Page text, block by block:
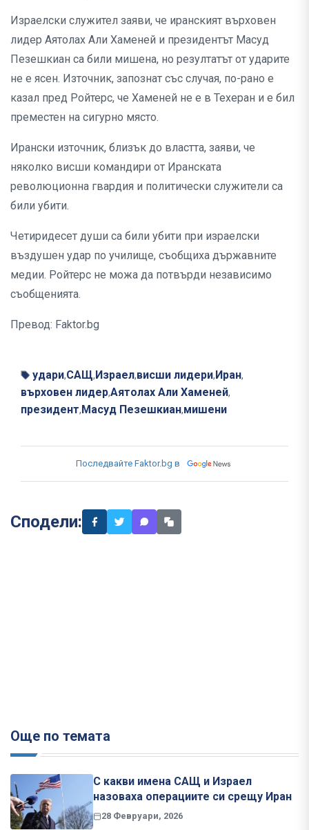
Израелски служител заяви, че иранският върховен
лидер Аятолах Али Хаменей и президентът Масуд
Пезешкиан са били мишена, но резултатът от ударите
не е ясен. Източник, запознат със случая, по-рано е
казал пред Ройтерс, че Хаменей не е в Техеран и е бил
преместен на сигурно място.
Ирански източник, близък до властта, заяви, че
няколко висши командири от Иранската
революционна гвардия и политически служители са
били убити.
Четиридесет души са били убити при израелски
въздушен удар по училище, съобщиха държавните
медии. Ройтерс не можа да потвърди независимо
съобщенията.
Превод: Faktor.bg
удари,САЩ, Израел,висши лидери, Иран,
върховен лидер,Аятолах Али Хаменей,
президент, Масуд Пезешкиан,мишени
Последвайте Faktor.bg в
Сподели:
Още по темата
С какви имена САЩ и Израел
назоваха операциите си срещу Иран
28 Февруари, 2026